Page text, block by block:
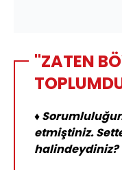
"ZATEN
♦
etmiştiniz.
halindeydiniz?